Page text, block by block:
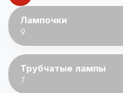
Лампочки
9
Трубчатые лампы
7